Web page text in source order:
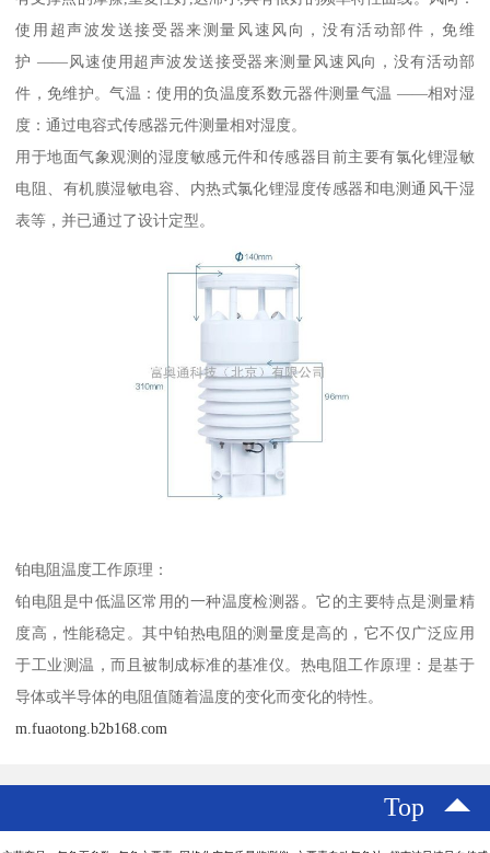
使用超声波发送接受器来测量风速风向，没有活动部件，免维
护 ——风速使用超声波发送接受器来测量风速风向，没有活动部
件，免维护。气温：使用的负温度系数元器件测量气温 ——相对湿
度：通过电容式传感器元件测量相对湿度。
用于地面气象观测的湿度敏感元件和传感器目前主要有氯化锂湿敏
电阻、有机膜湿敏电容、内热式氯化锂湿度传感器和电测通风干湿
表等，并已通过了设计定型。
铂电阻温度工作原理：
铂电阻是中低温区常用的一种温度检测器。它的主要特点是测量精
度高，性能稳定。其中铂热电阻的测量度是高的，它不仅广泛应用
于工业测温，而且被制成标准的基准仪。热电阻工作原理：是基于
导体或半导体的电阻值随着温度的变化而变化的特性。
m.fuaotong.b2b168.com
Top